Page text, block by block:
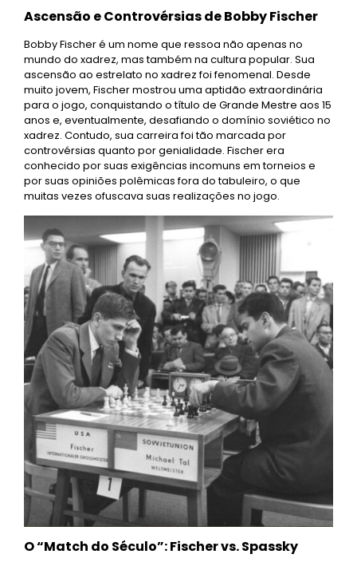
Ascensão e Controvérsias de Bobby Fischer
Bobby Fischer é um nome que ressoa não apenas no
mundo do xadrez, mas também na cultura popular. Sua
ascensão ao estrelato no xadrez foi fenomenal. Desde
muito jovem, Fischer mostrou uma aptidão extraordinária
para o jogo, conquistando o título de Grande Mestre aos 15
anos e, eventualmente, desafiando o domínio soviético no
xadrez. Contudo, sua carreira foi tão marcada por
controvérsias quanto por genialidade. Fischer era
conhecido por suas exigências incomuns em torneios e
por suas opiniões polêmicas fora do tabuleiro, o que
muitas vezes ofuscava suas realizações no jogo.
O “Match do Século”: Fischer vs. Spassky